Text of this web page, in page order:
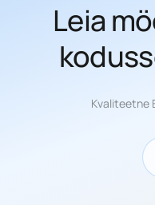
Leia
Kvaliteetne